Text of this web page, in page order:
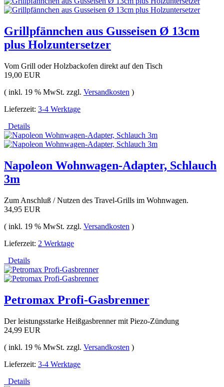
Grillpfännchen aus Gusseisen Ø 13cm
plus Holzuntersetzer
Vom Grill oder Holzbackofen direkt auf den Tisch
19,00 EUR
( inkl. 19 % MwSt. zzgl. Versandkosten )
Lieferzeit: 3-4 Werktage
Details
Napoleon Wohnwagen-Adapter, Schlauch
3m
Zum Anschluß / Nutzen des Travel-Grills im Wohnwagen.
34,95 EUR
( inkl. 19 % MwSt. zzgl. Versandkosten )
Lieferzeit: 2 Werktage
Details
Petromax Profi-Gasbrenner
Der leistungsstarke Heißgasbrenner mit Piezo-Zündung
24,99 EUR
( inkl. 19 % MwSt. zzgl. Versandkosten )
Lieferzeit: 3-4 Werktage
Details